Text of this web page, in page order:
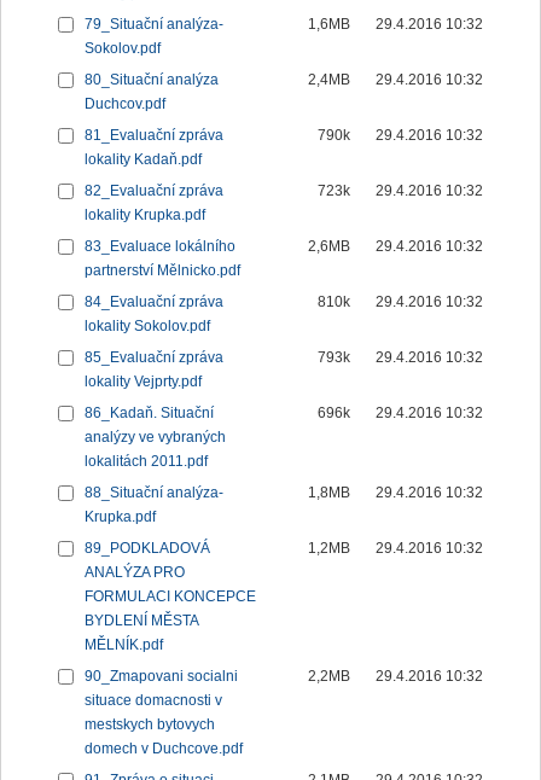
79_Situační analýza-
Sokolov.pdf
1,6MB 29.4.2016 10:32
80_Situační analýza
Duchcov.pdf
2,4MB 29.4.2016 10:32
81_Evaluační zpráva
lokality Kadaň.pdf
790k 29.4.2016 10:32
82_Evaluační zpráva
lokality Krupka.pdf
723k 29.4.2016 10:32
83_Evaluace lokálního
partnerství Mělnicko.pdf
2,6MB 29.4.2016 10:32
84_Evaluační zpráva
lokality Sokolov.pdf
810k 29.4.2016 10:32
85_Evaluační zpráva
lokality Vejprty.pdf
793k 29.4.2016 10:32
86_Kadaň. Situační
analýzy ve vybraných
lokalitách 2011.pdf
696k 29.4.2016 10:32
88_Situační analýza-
Krupka.pdf
1,8MB 29.4.2016 10:32
89_PODKLADOVÁ
ANALÝZA PRO
FORMULACI KONCEPCE
BYDLENÍ MĚSTA
MĚLNÍK.pdf
1,2MB 29.4.2016 10:32
90_Zmapovani socialni
situace domacnosti v
mestskych bytovych
domech v Duchcove.pdf
2,2MB 29.4.2016 10:32